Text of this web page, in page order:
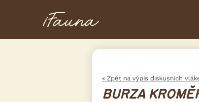
« Zpět na výpis diskusních
BURZA